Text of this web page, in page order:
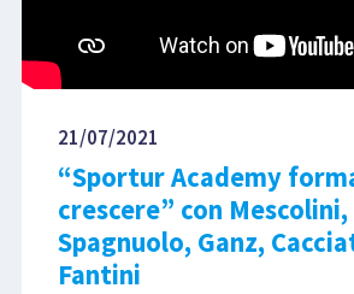
21/07/2021
“Sportur Academy
crescere” con Mescolini,
Spagnuolo, Ganz,
Fantini